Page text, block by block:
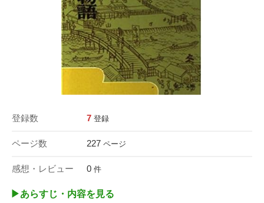
登録数 7 登録
ページ数 227 ページ
感想・レビュー 0 件
▶︎あらすじ・内容を見る